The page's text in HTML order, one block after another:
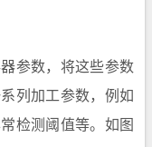
参数，将这些参数
列加工参数，例如
检测阈值等。如图